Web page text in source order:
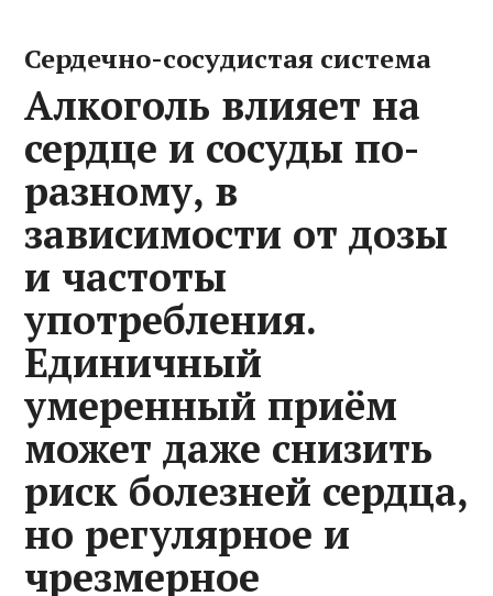
Сердечно-сосудистая система
Алкоголь влияет на
сердце и сосуды по-
разному, в
зависимости от дозы
и частоты
употребления.
Единичный
умеренный приём
может даже снизить
риск болезней сердца,
но регулярное и
чрезмерное